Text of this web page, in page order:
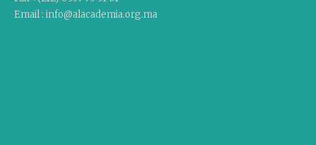
Email : info@alacademia.org.ma